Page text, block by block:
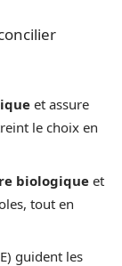
et assure
le choix en
biologique et
tout en
guident les